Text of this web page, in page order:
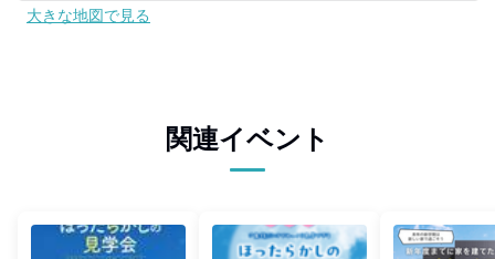
大きな地図で見る
関連イベント